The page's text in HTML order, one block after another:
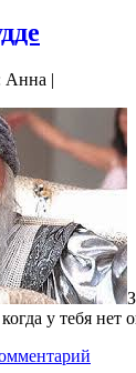
Анна |
у тебя